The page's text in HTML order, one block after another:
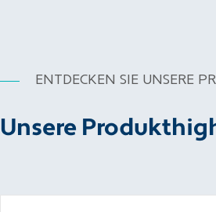
ENTDECKEN SIE UNSERE
Unsere